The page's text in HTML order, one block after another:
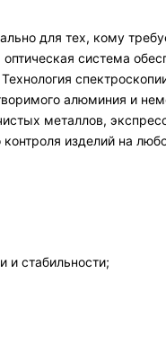
для тех, кому
система
алюминия и
металлов,
изделий на
и стабильности;